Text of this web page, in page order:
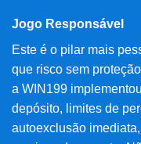
Jogo Responsável
Este é o pilar mais
que risco sem
a WIN199
depósito, limites de
autoexclusão